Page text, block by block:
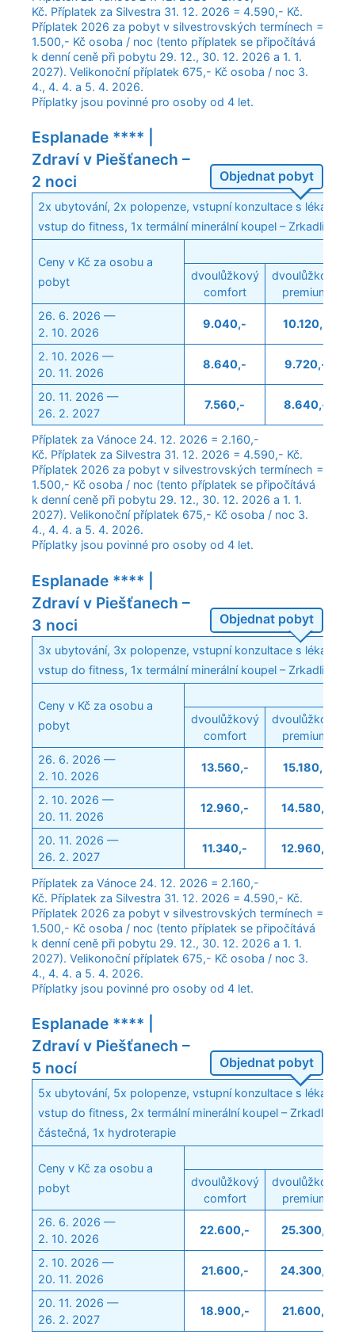
Kč. Příplatek za Silvestra 31. 12. 2026 = 4.590,- Kč.
Příplatek 2026 za pobyt v silvestrovských termínech =
1.500,- Kč osoba / noc (tento příplatek se připočítává
k denní ceně při pobytu 29. 12., 30. 12. 2026 a 1. 1.
2027). Velikonoční příplatek 675,- Kč osoba / noc 3.
4., 4. 4. a 5. 4. 2026.
Příplatky jsou povinné pro osoby od 4 let.
Esplanade **** |
Zdraví v Piešťanech –
2 noci
Objednat pobyt
2x ubytování, 2x polopenze, vstupní konzultace s
vstup do fitness, 1x termální minerální koupel – Zrkadlisko,
Ceny v Kč za osobu a
pobyt
dvoulůžkový
comfort
dvoulůžkový
premium
26. 6. 2026 —
2. 10. 2026
9.040,- 10.120,-
2. 10. 2026 —
20. 11. 2026
8.640,- 9.720,-
20. 11. 2026 —
26. 2. 2027
7.560,- 8.640,-
Příplatek za Vánoce 24. 12. 2026 = 2.160,-
Kč. Příplatek za Silvestra 31. 12. 2026 = 4.590,- Kč.
Příplatek 2026 za pobyt v silvestrovských termínech =
1.500,- Kč osoba / noc (tento příplatek se připočítává
k denní ceně při pobytu 29. 12., 30. 12. 2026 a 1. 1.
2027). Velikonoční příplatek 675,- Kč osoba / noc 3.
4., 4. 4. a 5. 4. 2026.
Příplatky jsou povinné pro osoby od 4 let.
Esplanade **** |
Zdraví v Piešťanech –
3 noci
Objednat pobyt
3x ubytování, 3x polopenze, vstupní konzultace s
vstup do fitness, 1x termální minerální koupel –
Ceny v Kč za osobu a
pobyt
dvoulůžkový
comfort
dvoulůžkový
premium
26. 6. 2026 —
2. 10. 2026
13.560,- 15.180,-
2. 10. 2026 —
20. 11. 2026
12.960,- 14.580,-
20. 11. 2026 —
26. 2. 2027
11.340,- 12.960,-
Příplatek za Vánoce 24. 12. 2026 = 2.160,-
Kč. Příplatek za Silvestra 31. 12. 2026 = 4.590,- Kč.
Příplatek 2026 za pobyt v silvestrovských termínech =
1.500,- Kč osoba / noc (tento příplatek se připočítává
k denní ceně při pobytu 29. 12., 30. 12. 2026 a 1. 1.
2027). Velikonoční příplatek 675,- Kč osoba / noc 3.
4., 4. 4. a 5. 4. 2026.
Příplatky jsou povinné pro osoby od 4 let.
Esplanade **** |
Zdraví v Piešťanech –
5 nocí
Objednat pobyt
5x ubytování, 5x polopenze, vstupní konzultace s
vstup do fitness, 2x termální minerální koupel –
částečná, 1x hydroterapie
Ceny v Kč za osobu a
pobyt
dvoulůžkový
comfort
dvoulůžkový
premium
26. 6. 2026 —
2. 10. 2026
22.600,- 25.300,-
2. 10. 2026 —
20. 11. 2026
21.600,- 24.300,-
20. 11. 2026 —
26. 2. 2027
18.900,- 21.600,-